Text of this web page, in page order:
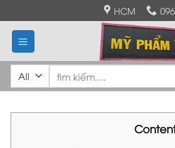
to
content
HCM
kiếm: